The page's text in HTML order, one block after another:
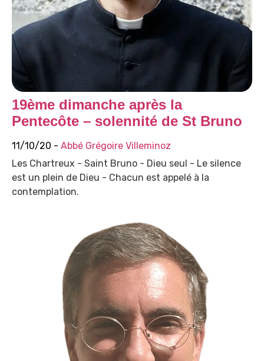
19ème dimanche après la
Pentecôte – solennité de St Bruno
11/10/20 - Abbé Grégoire Villeminoz
Les Chartreux - Saint Bruno - Dieu seul - Le silence
est un plein de Dieu - Chacun est appelé à la
contemplation.